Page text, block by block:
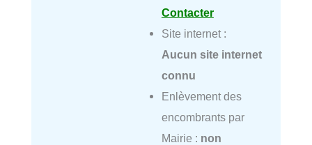
Contacter
Site internet :
Aucun site internet
connu
Enlèvement des
encombrants par
Mairie : non